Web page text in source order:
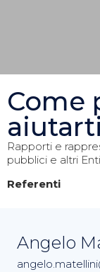
Come
aiutarti
Rapporti e
pubblici e altri
Referenti
Angelo